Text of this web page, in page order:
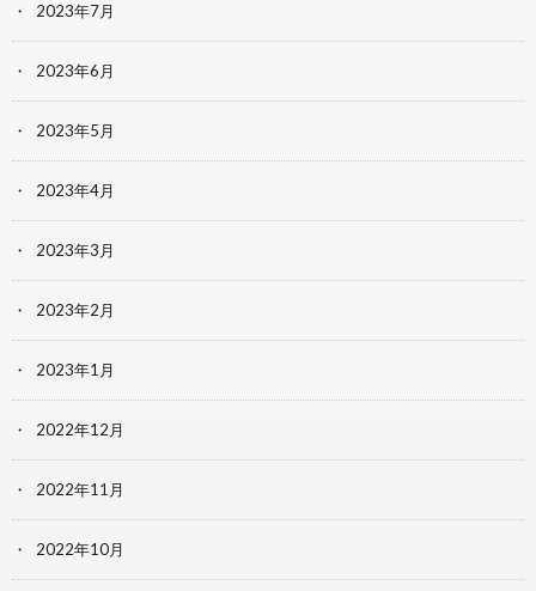
2023年7月
2023年6月
2023年5月
2023年4月
2023年3月
2023年2月
2023年1月
2022年12月
2022年11月
2022年10月